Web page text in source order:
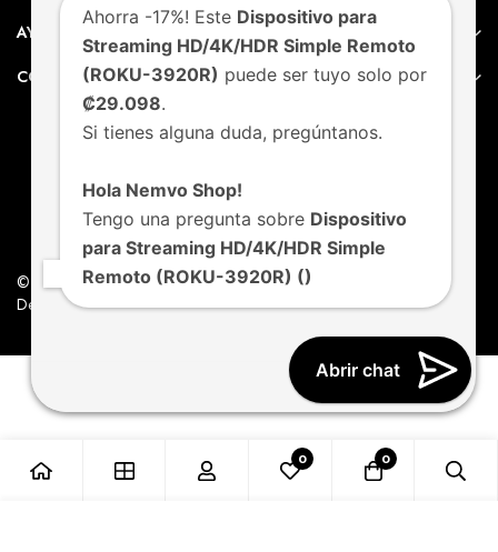
AYUDA
CONTACTO
© Nemvo. Todos los derechos Reservados.
Design by Nemvo Agency
0 0
Ahorra -17%! Este Dispositivo para
Streaming HD/4K/HDR Simple Remoto
(ROKU-3920R) puede ser tuyo solo por
₡29.098.
Si tienes alguna duda, pregúntanos.
Hola Nemvo Shop!
Tengo una pregunta sobre Dispositivo
para Streaming HD/4K/HDR Simple
Remoto (ROKU-3920R) ()
Abrir chat